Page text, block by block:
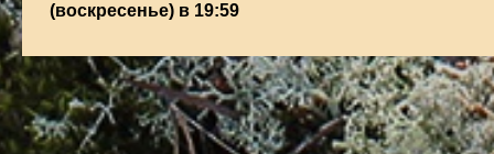
(воскресенье) в 19:59